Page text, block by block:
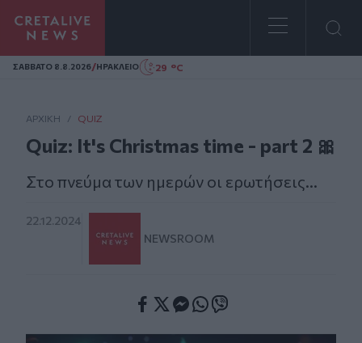
Homepage
ΣAΒΒΑΤΟ 8.8.2026/ΗΡΑΚΛΕΙΟ 29 °C
ΑΡΧΙΚΗ / QUIZ
Quiz: It's Christmas time - part 2 🎀
Στο πνεύμα των ημερών οι ερωτήσεις...
22.12.2024
NEWSROOM